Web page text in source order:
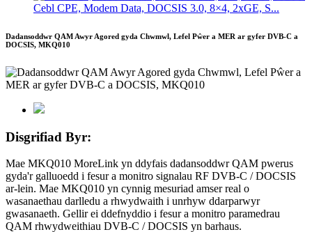
Cebl CPE, Modem Data, DOCSIS 3.0, 8×4, 2xGE, S...
Dadansoddwr QAM Awyr Agored gyda Chwmwl, Lefel Pŵer a MER ar gyfer DVB-C a
DOCSIS, MKQ010
Disgrifiad Byr:
Mae MKQ010 MoreLink yn ddyfais dadansoddwr QAM pwerus
gyda'r galluoedd i fesur a monitro signalau RF DVB-C / DOCSIS
ar-lein. Mae MKQ010 yn cynnig mesuriad amser real o
wasanaethau darlledu a rhwydwaith i unrhyw ddarparwyr
gwasanaeth. Gellir ei ddefnyddio i fesur a monitro paramedrau
QAM rhwydweithiau DVB-C / DOCSIS yn barhaus.